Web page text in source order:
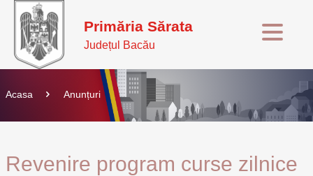
Primăria Sărata
Județul Bacău
Acasa Anunțuri
Revenire program curse zilnice